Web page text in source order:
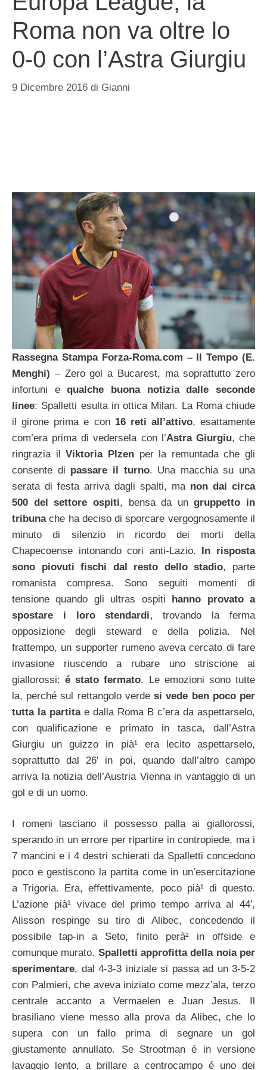
Roma non va oltre lo
0-0 con l’Astra Giurgiu
9 Dicembre 2016 di Gianni
Rassegna Stampa Forza-Roma.com – Il Tempo (E.
Menghi) – Zero gol a Bucarest, ma soprattutto zero
infortuni equalche buona notizia dalle seconde
linee: Spalletti esulta in ottica Milan. La Roma chiude
il girone prima e con 16 reti all’attivo, esattamente
com’era prima di vedersela con l’Astra Giurgiu, che
ringrazia ilViktoria Plzenper la remuntada che gli
consente di passare il turno. Una macchia su una
serata di festa arriva dagli spalti, ma non dai circa
500 del settore ospiti, bensa da ungruppetto in
tribunache ha deciso di sporcare vergognosamente il
minuto di silenzio in ricordo dei morti della
Chapecoense intonando cori anti-Lazio. In risposta
sono piovuti fischi dal resto dello stadio, parte
romanista compresa. Sono seguiti momenti di
tensione quando gli ultras ospiti hanno provato a
spostare i loro stendardi, trovando la ferma
opposizione degli steward e della polizia. Nel
frattempo, un supporter rumeno aveva cercato di fare
invasione riuscendo a rubare uno striscione ai
giallorossi:é stato fermato. Le emozioni sono tutte
la, perché sul rettangolo verdesi vede ben poco per
tutta la partitae dalla Roma B c’era da aspettarselo,
con qualificazione e primato in tasca, dall’Astra
Giurgiu un guizzo in pià¹ era lecito aspettarselo,
soprattutto dal 26′ in poi, quando dall’altro campo
arriva la notizia dell’Austria Vienna in vantaggio di un
gol e di un uomo.
I romeni lasciano il possesso palla ai giallorossi,
sperando in un errore per ripartire in contropiede, ma i
7 mancini e i 4 destri schierati da Spalletti concedono
poco e gestiscono la partita come in un’esercitazione
a Trigoria. Era, effettivamente, poco pià¹ di questo.
L’azione pià¹ vivace del primo tempo arriva al 44′,
Alisson respinge su tiro di Alibec, concedendo il
possibile tap-in a Seto, finito perà² in offside e
comunque murato. Spalletti approfitta della noia per
sperimentare, dal 4-3-3 iniziale si passa ad un 3-5-2
con Palmieri, che aveva iniziato come mezz’ala, terzo
centrale accanto a Vermaelen e Juan Jesus. Il
brasiliano viene messo alla prova da Alibec, che lo
supera con un fallo prima di segnare un gol
giustamente annullato. Se Strootman é in versione
lavaggio lento, a brillare a centrocampo é uno dei